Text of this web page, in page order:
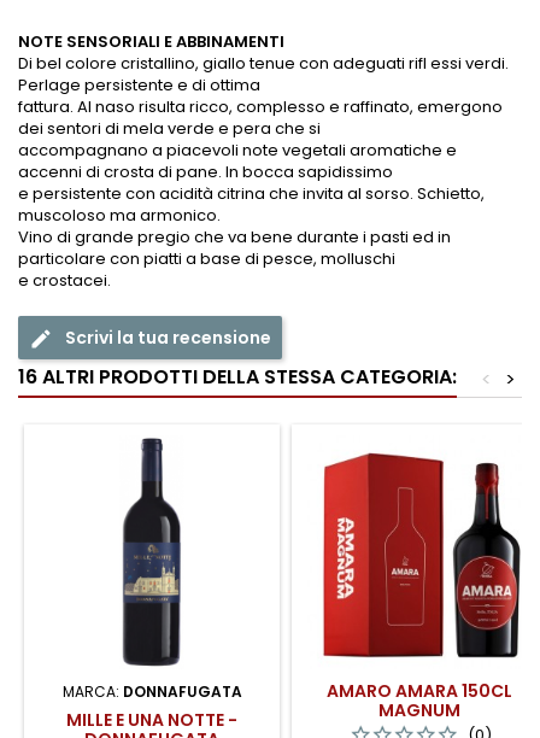
NOTE SENSORIALI E ABBINAMENTI
Di bel colore cristallino, giallo tenue con adeguati rifl essi verdi.
Perlage persistente e di ottima
fattura. Al naso risulta ricco, complesso e raffinato, emergono
dei sentori di mela verde e pera che si
accompagnano a piacevoli note vegetali aromatiche e
accenni di crosta di pane. In bocca sapidissimo
e persistente con acidità citrina che invita al sorso. Schietto,
muscoloso ma armonico.
Vino di grande pregio che va bene durante i pasti ed in
particolare con piatti a base di pesce, molluschi
e crostacei.
edit Scrivi la tua recensione
16 ALTRI PRODOTTI DELLA STESSA CATEGORIA: >
<
MARCA: DONNAFUGATA
MILLE E UNA NOTTE -
AMARO AMARA 150CL
MAGNUM